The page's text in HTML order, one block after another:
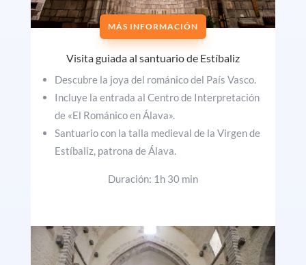
MÁS INFORMACIÓN
Visita guiada al santuario de Estíbaliz
Descubre la joya del románico del País Vasco.
Incluye la entrada al Centro de Interpretación
de «El Románico en Álava».
Santuario con la talla medieval de la Virgen de
Estíbaliz, patrona de Álava.
Duración: 1h 30 min